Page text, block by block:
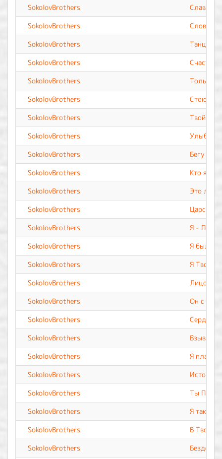
SokolovBrothers
Слава
SokolovBrothers
Словно
SokolovBrothers
Танцует
SokolovBrothers
Счастье
SokolovBrothers
Только
SokolovBrothers
Стою в
SokolovBrothers
Твой дом
SokolovBrothers
SokolovBrothers
Бегу к
SokolovBrothers
Кто я без
SokolovBrothers
Это легко
SokolovBrothers
Царствуй
SokolovBrothers
Я -
SokolovBrothers
Я был
SokolovBrothers
Я Твой
SokolovBrothers
Лицом к
SokolovBrothers
Он с
SokolovBrothers
Сердце
SokolovBrothers
Взываю к
SokolovBrothers
Я пламя
SokolovBrothers
История
SokolovBrothers
Ты
SokolovBrothers
Я так
SokolovBrothers
В Твоих
SokolovBrothers